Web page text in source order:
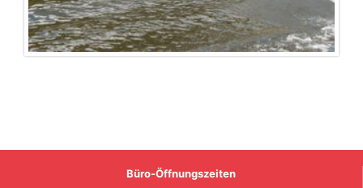
Büro-Öffnungszeiten